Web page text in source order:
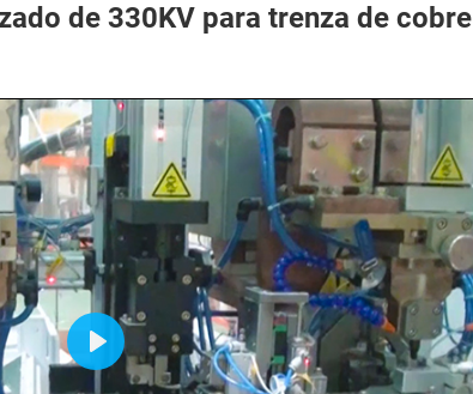
de 330KV para trenza de cobre
Play